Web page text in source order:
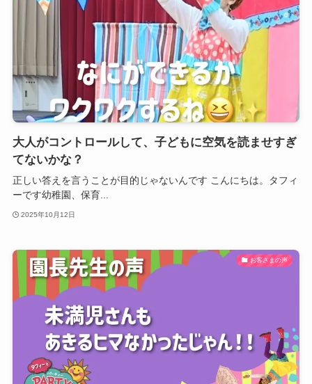
大人がコントロールして、子どもに空気を読ませすぎ
てないかな？
正しい答えを言うことが目的じゃないんです こんにちは。タフィ
ーです幼稚園、保育...
2025年10月12日
お客さまの声